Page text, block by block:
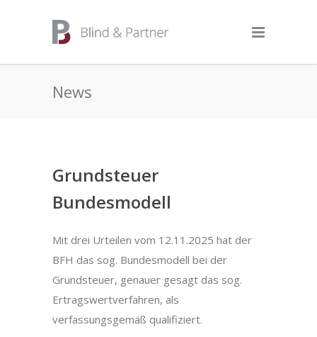
News
Grundsteuer
Bundesmodell
Mit drei Urteilen vom 12.11.2025 hat der
BFH das sog. Bundesmodell bei der
Grundsteuer, genauer gesagt das sog.
Ertragswertverfahren, als
verfassungsgemäß qualifiziert.